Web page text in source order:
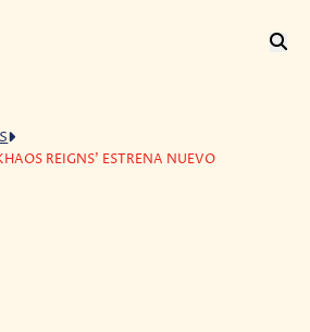
REIGNS' ESTRENA NUEVO